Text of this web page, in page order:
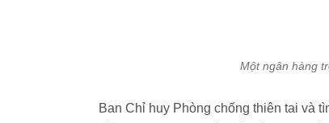
Một ngân hàng
Ban Chỉ huy Phòng chống thiên tai và